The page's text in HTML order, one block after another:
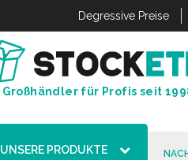
Degressive Preise
Großhändler für Profis seit
UNSERE PRODUKTE